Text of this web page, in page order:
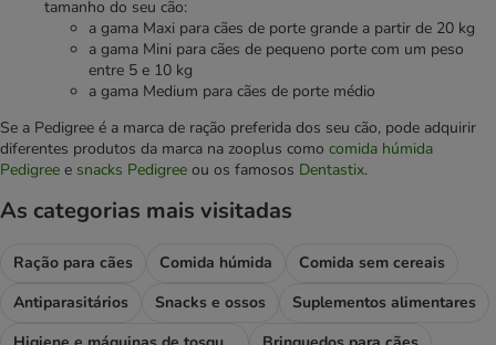
tamanho do seu cão:
a gama Maxi para cães de porte grande a partir de 20 kg
a gama Mini para cães de pequeno porte com um peso
entre 5 e 10 kg
a gama Medium para cães de porte médio
Se a Pedigree é a marca de ração preferida dos seu cão, pode adquirir
diferentes produtos da marca na zooplus como comida húmida
Pedigree e snacks Pedigree ou os famosos Dentastix.
As categorias mais visitadas
Ração para cães Comida húmida
Comida sem cereais
Antiparasitários
Snacks e ossos
Suplementos alimentares